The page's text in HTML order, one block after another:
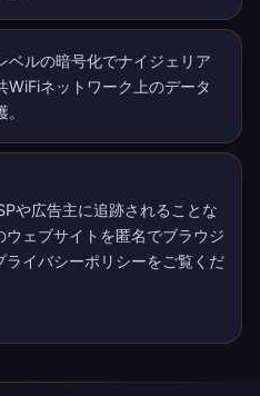
ベルの暗号化でナイジェリア
WiFiネットワーク上のデータ
や広告主に追跡されることな
ウェブサイトを匿名でブラウジ
ライバシーポリシーをご覧くだ